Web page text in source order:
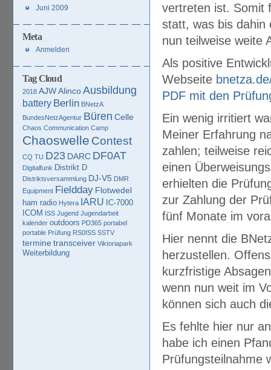
vertreten ist. Somit
statt, was bis dahin
nun teilweise weite
Als positive
Webseite
PDF mit den
Ein wenig irritiert
Meiner Erfahrung
zahlen; teilweise
einen
erhielten die
zur Zahlung der
fünf Monate im
Hier nennt die
herzustellen.
kurzfristige
wenn nun weit im
können sich auch
Es fehlte hier nur
habe ich einen
Prüfungsteilnahme
Juni 2009
Meta
Anmelden
Tag Cloud
2018 AJWAlincoAusbildung
battery Berlin BNetzA
BundesNetzAgentur Büren Celle
Chaos Communication Camp
Chaoswelle Contest
CQ TU D23 DARC DF0AT
Digitalfunk Distrikt D
Distriktsversammlung DJ-V5 DMR
Equipment Fieldday Flotwedel
ham radio Hytera IARU IC-7000
ICOM ISS Jugend Jugendarbeit
kalender outdoors PD365 portabel
portable Prüfung RS0ISS SSTV
termine transceiver Viktoriapark
Weiterbildung